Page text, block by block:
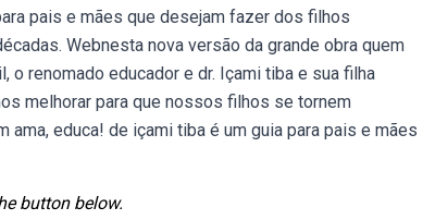
pais e mães que desejam fazer dos filhos
Webnesta nova versão da grande obra quem
renomado educador e dr. Içami tiba e sua filha
melhorar para que nossos filhos se tornem
educa! de içami tiba é um guia para pais e mães
button below.